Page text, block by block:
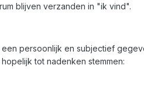
blijven verzanden in "ik vind".
persoonlijk en subjectief
tot nadenken stemmen: